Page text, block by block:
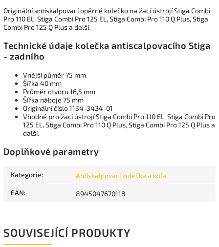
Originální antiskalpovací opěrné kolečko na žací ústrojí Stiga Combi
Pro 110 EL, Stiga Combi Pro 125 EL, Stiga Combi Pro 110 Q Plus, Stiga
Combi Pro 125 Q Plus a další.
Technické údaje kolečka antiscalpovacího Stiga
- zadního
Vnější půměr 75 mm
Šířka 40 mm
Průměr otvoru 16,5 mm
Šířka náboje 75 mm
Originální číslo 1134-3434-01
Vhodné pro žací ústrojí Stiga Combi Pro 110 EL, Stiga Combi Pro
125 EL, Stiga Combi Pro 110 Q Plus, Stiga Combi Pro 125 Q Plus a
další.
Doplňkové parametry
Kategorie: Antiskalpovací kolečka a kola
EAN: 8945047670118
SOUVISEJÍCÍ PRODUKTY